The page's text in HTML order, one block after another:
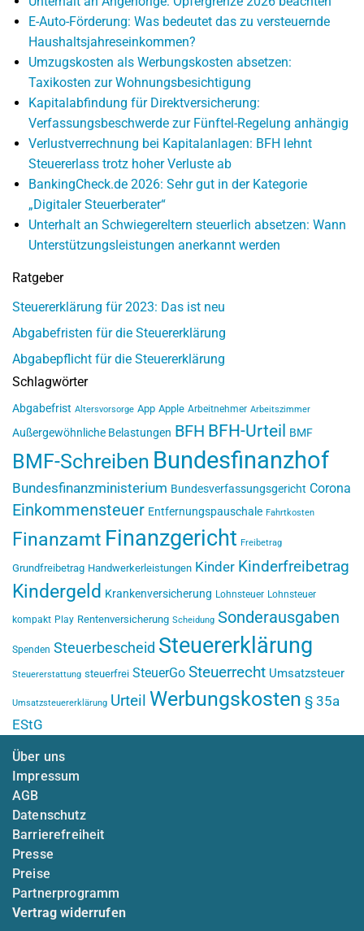
E-Auto-Förderung: Was bedeutet das zu versteuernde
Haushaltsjahreseinkommen?
Umzugskosten als Werbungskosten absetzen:
Taxikosten zur Wohnungsbesichtigung
Kapitalabfindung für Direktversicherung:
Verfassungsbeschwerde zur Fünftel-Regelung anhängig
Verlustverrechnung bei Kapitalanlagen: BFH lehnt
Steuererlass trotz hoher Verluste ab
BankingCheck.de 2026: Sehr gut in der Kategorie
„Digitaler Steuerberater“
Unterhalt an Schwiegereltern steuerlich absetzen: Wann
Unterstützungsleistungen anerkannt werden
Ratgeber
Steuererklärung für 2023: Das ist neu
Abgabefristen für die Steuererklärung
Abgabepflicht für die Steuererklärung
Schlagwörter
Abgabefrist Altersvorsorge App Apple Arbeitnehmer Arbeitszimmer
Außergewöhnliche Belastungen BFH BFH-Urteil BMF
BMF-Schreiben Bundesfinanzhof
Bundesfinanzministerium Bundesverfassungsgericht Corona
Einkommensteuer Entfernungspauschale Fahrtkosten
Finanzamt Finanzgericht Freibetrag
Grundfreibetrag Handwerkerleistungen Kinder Kinderfreibetrag
Kindergeld Krankenversicherung Lohnsteuer Lohnsteuer
kompakt Play Rentenversicherung Scheidung Sonderausgaben
Spenden Steuerbescheid Steuererklärung
Steuererstattung steuerfrei SteuerGo Steuerrecht Umsatzsteuer
Umsatzsteuererklärung Urteil Werbungskosten § 35a
EStG
Über uns
Impressum
AGB
Datenschutz
Barrierefreiheit
Presse
Preise
Partnerprogramm
Vertrag widerrufen